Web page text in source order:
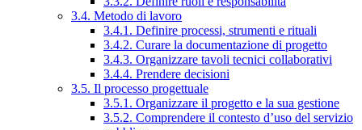
3.4. Metodo di lavoro
3.4.1. Definire processi, strumenti e rituali
3.4.2. Curare la documentazione di progetto
3.4.3. Organizzare tavoli tecnici collaborativi
3.4.4. Prendere decisioni
3.5. Il processo progettuale
3.5.1. Organizzare il progetto e la sua gestione
3.5.2. Comprendere il contesto d’uso del servizio